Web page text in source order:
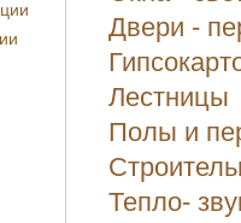
Двери -
Лестницы
Полы и
Тепло-